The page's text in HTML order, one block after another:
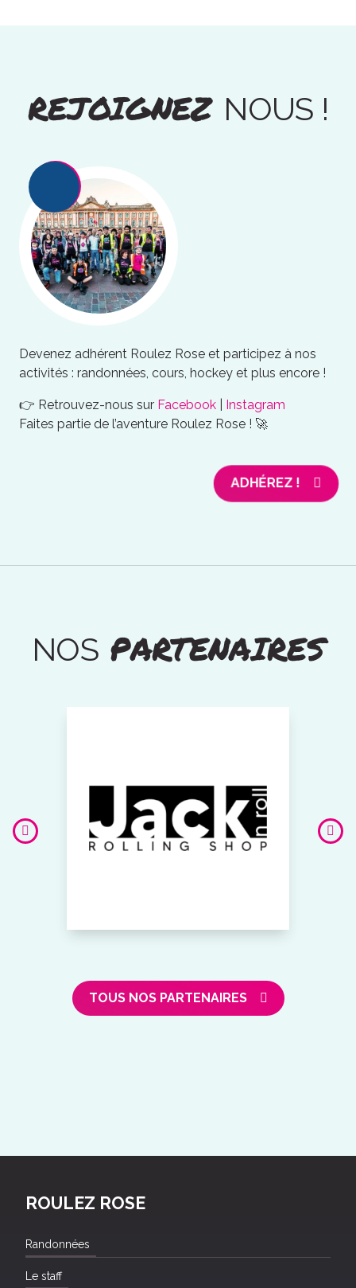
REJOIGNEZ NOUS !
Devenez adhérent Roulez Rose et participez à nos
activités : randonnées, cours, hockey et plus encore !
👉 Retrouvez-nous sur Facebook
Instagram
Faites partie de l’aventure Roulez Rose ! 🚀
ADHÉREZ !
NOSPARTENAIRES
TOUS NOS PARTENAIRES
ROULEZ ROSE
Randonnées
Le staff